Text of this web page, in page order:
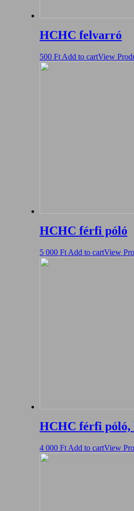
HCHC felvarró
500 Ft Add to cartView
HCHC férfi póló
5 000 Ft Add to cartView
HCHC férfi póló,
4 000 Ft Add to cartView